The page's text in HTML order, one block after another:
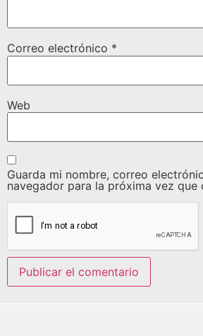
Correo electrónico *
Web
Guarda mi nombre, correo
navegador para la próxima vez que